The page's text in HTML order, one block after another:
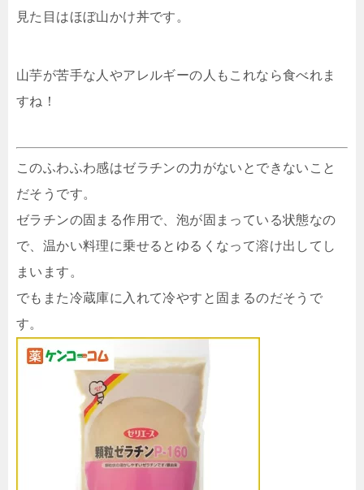
見た目はほぼ山かけ丼です。
山芋が苦手な人やアレルギーの人もこれなら食べれま
すね！
このふわふわ感はゼラチンの力がないとできないこと
だそうです。
ゼラチンの固まる作用で、泡が固まっている状態なの
で、温かい料理に乗せるとゆるくなって溶け出してし
まいます。
でもまた冷蔵庫に入れて冷やすと固まるのだそうで
す。